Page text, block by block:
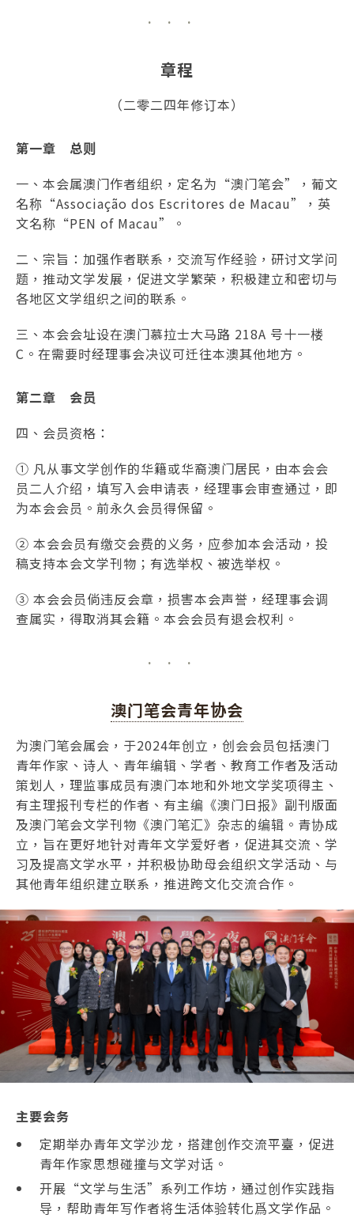
章程
（二零二四年修订本）
第一章 总则
一、本会属澳门作者组织，定名为“澳门笔会”，葡文
名称“Associação dos Escritores de Macau”，英
文名称“PEN of Macau”。
二、宗旨：加强作者联系，交流写作经验，研讨文学问
题，推动文学发展，促进文学繁荣，积极建立和密切与
各地区文学组织之间的联系。
三、本会会址设在澳门慕拉士大马路 218A 号十一楼
C。在需要时经理事会决议可迁往本澳其他地方。
第二章 会员
四、会员资格：
① 凡从事文学创作的华籍或华裔澳门居民，由本会会
员二人介绍，填写入会申请表，经理事会审查通过，即
为本会会员。前永久会员得保留。
② 本会会员有缴交会费的义务，应参加本会活动，投
稿支持本会文学刊物；有选举权、被选举权。
③ 本会会员倘违反会章，损害本会声誉，经理事会调
查属实，得取消其会籍。本会会员有退会权利。
澳门笔会青年协会
为澳门笔会属会，于2024年创立，创会会员包括澳门
青年作家、诗人、青年编辑、学者、教育工作者及活动
策划人，理监事成员有澳门本地和外地文学奖项得主、
有主理报刊专栏的作者、有主编《澳门日报》副刊版面
及澳门笔会文学刊物《澳门笔汇》杂志的编辑。青协成
立，旨在更好地针对青年文学爱好者，促进其交流、学
习及提高文学水平，并积极协助母会组织文学活动、与
其他青年组织建立联系，推进跨文化交流合作。
主要会务
定期举办青年文学沙龙，搭建创作交流平臺，促进
青年作家思想碰撞与文学对话。
开展“文学与生活”系列工作坊，通过创作实践指
导，帮助青年写作者将生活体验转化爲文学作品。